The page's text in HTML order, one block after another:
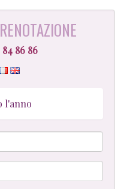
84 86 86
l'anno